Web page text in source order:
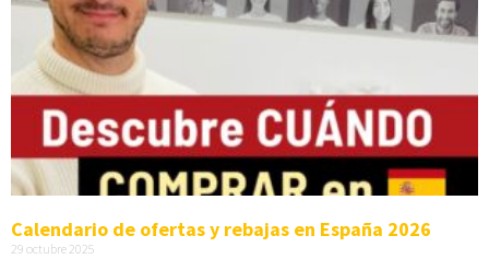
Calendario de ofertas y rebajas en España 2026
29 octubre 2025